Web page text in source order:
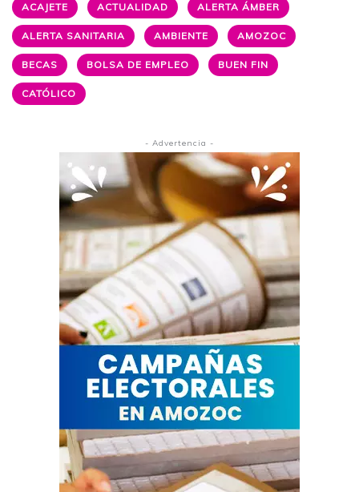
ACAJETE ACTUALIDAD ALERTA ÁMBER
ALERTA SANITARIA AMBIENTE AMOZOC
BECAS BOLSA DE EMPLEO BUEN FIN
CATÓLICO
- Advertencia -